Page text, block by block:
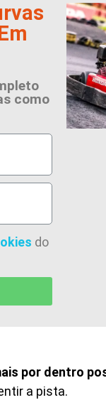
como
do
por dentro
a pista.